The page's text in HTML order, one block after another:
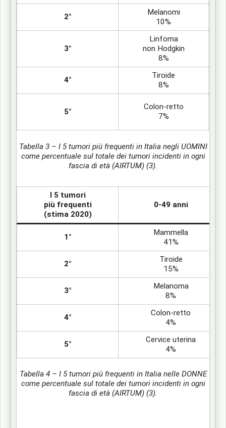
2°
Melanomi
10%
3°
Linfoma
non Hodgkin
8%
4°
Tiroide
8%
5°
Colon-retto
7%
Tabella 3 – I 5 tumori più frequenti in Italia negli UOMINI
come percentuale sul totale dei tumori incidenti in ogni
fascia di età (AIRTUM) (3).
I 5 tumori
più frequenti
(stima 2020)
0-49 anni
1°
Mammella
41%
2°
Tiroide
15%
3°
Melanoma
8%
4°
Colon-retto
4%
5°
Cervice uterina
4%
Tabella 4 – I 5 tumori più frequenti in Italia nelle DONNE
come percentuale sul totale dei tumori incidenti in ogni
fascia di età (AIRTUM) (3).